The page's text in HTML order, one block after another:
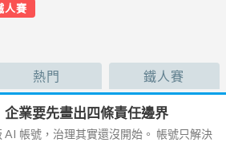
人賽
熱門 鐵人賽
業要先畫出四條責任邊界
AI 帳號，治理其實還沒開始。 帳號只解決